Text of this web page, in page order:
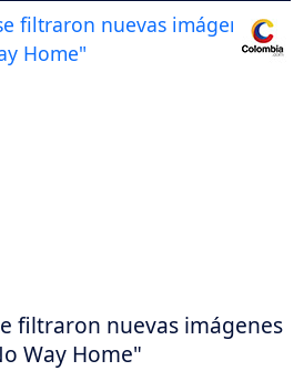
filtraron nuevas imágenes
Way Home"